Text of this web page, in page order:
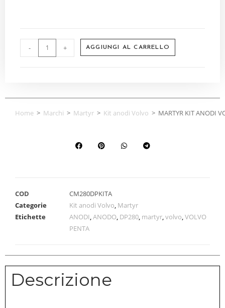
- + AGGIUNGI AL CARRELLO
Home > Marchi > Martyr > Kit anodi Volvo > MARTYR KIT ANODI
COD
CM280DPKITA
Categorie
Kit anodi Volvo, Martyr
Etichette
ANODI,ANODO, DP280, martyr,volvo,VOLVO
PENTA
Descrizione